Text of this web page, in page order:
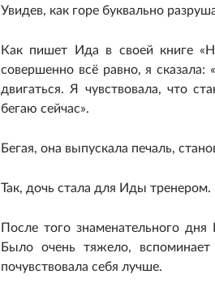
Увидев, как горе буквально
Как пишет Ида в своей книге
совершенно всё равно, я
двигаться. Я чувствовала, что
бегаю сейчас».
Бегая, она выпускала печаль,
Так, дочь стала для Иды тренером.
После того знаменательного
Было очень тяжело,
почувствовала себя лучше.